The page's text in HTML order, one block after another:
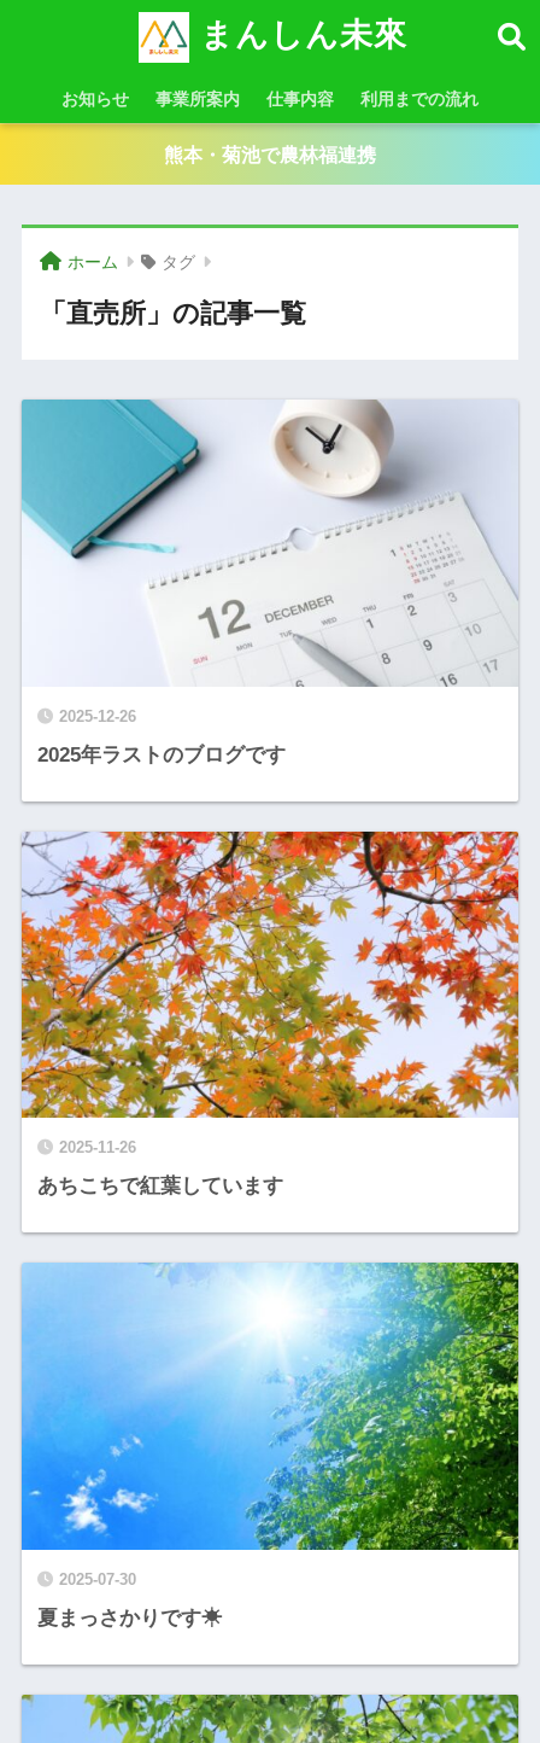
まんしん未來
お知らせ 事業所案内 仕事内容 利用までの流れ
熊本・菊池で農林福連携
ホーム タグ
「直売所」の記事一覧
2025-12-26
2025年ラストのブログです
2025-11-26
あちこちで紅葉しています
2025-07-30
夏まっさかりです☀